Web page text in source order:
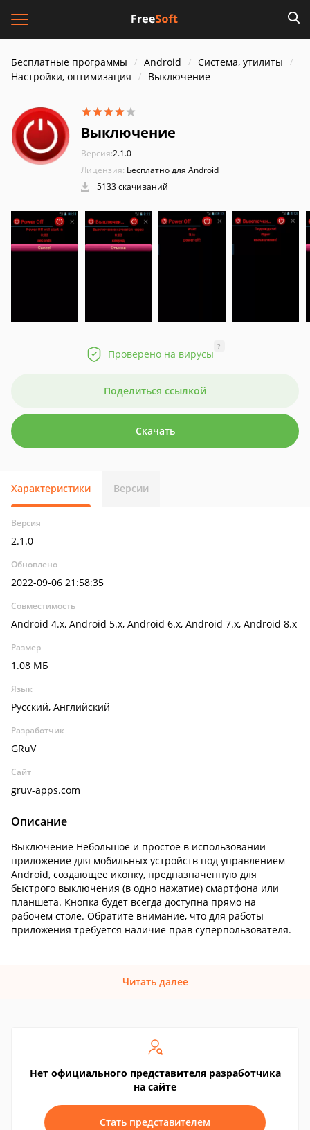
Бесплатные программы Android
Система, утилиты
Настройки, оптимизация
Выключение
Выключение
Версия:2.1.0
Лицензия: Бесплатно для Android
5133 скачиваний
Проверено на вирусы
?
Поделиться ссылкой
Скачать
Характеристики Версии
Версия
2.1.0
Обновлено
2022-09-06 21:58:35
Совместимость
Android 4.x, Android 5.x, Android 6.x, Android 7.x, Android 8.x
Размер
1.08 МБ
Язык
Русский, Английский
Разработчик
GRuV
Сайт
gruv-apps.com
Описание
Выключение Небольшое и простое в использовании
приложение для мобильных устройств под управлением
Android, создающее иконку, предназначенную для
быстрого выключения (в одно нажатие) смартфона или
планшета. Кнопка будет всегда доступна прямо на
рабочем столе. Обратите внимание, что для работы
приложения требуется наличие прав суперпользователя.
Читать далее
Нет официального представителя разработчика
на сайте
Стать представителем